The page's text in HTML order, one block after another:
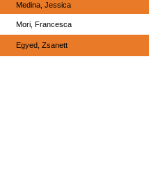
Medina, Jessica
Mori, Francesca
Egyed, Zsanett